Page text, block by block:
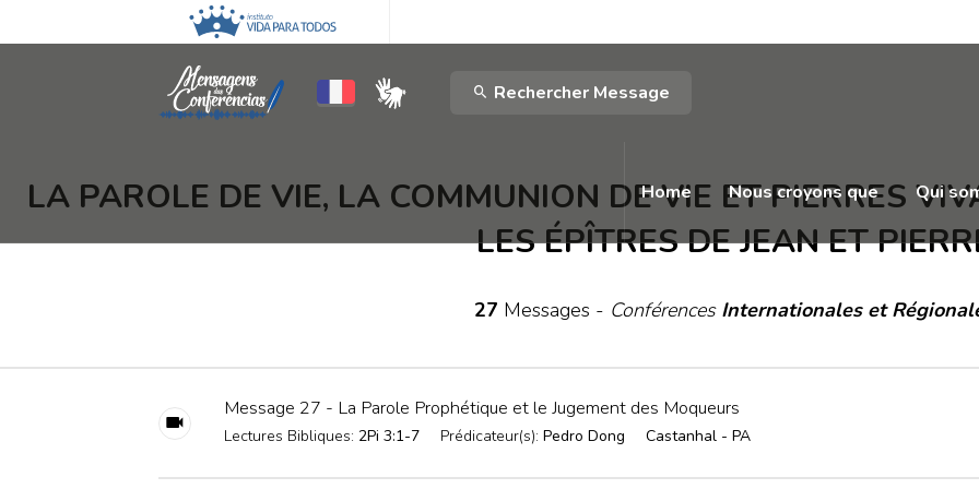
Rechercher Message
Home Nous croyons que Qui
LA PAROLE DE VIE, LA COMMUNION DE VIE ET PIERRES
LES ÉPÎTRES DE JEAN ET
27 Messages - Conférences Internationales et
Message 27 - La Parole Prophétique et le Jugement des Moqueurs
Lectures Bibliques: 2Pi 3:1-7 Prédicateur(s): Pedro Dong Castanhal - PA